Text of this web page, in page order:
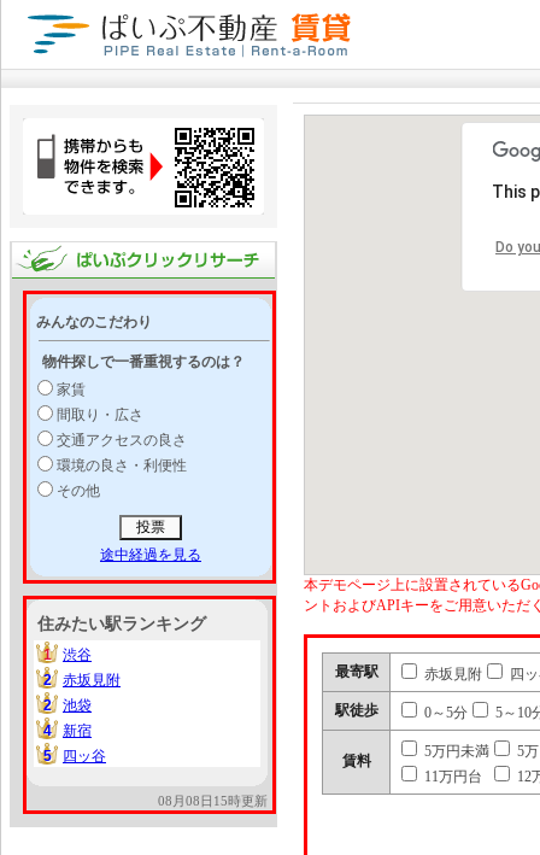
みんなのこだわり
物件探しで一番重視するのは？
家賃
間取り・広さ
交通アクセスの良さ
環境の良さ・利便性
その他
途中経過を見る
住みたい駅ランキング
1
1
渋谷
2
2
赤坂見附
2
2
池袋
4
4
新宿
5
5 四ッ谷
08月08日15時更新
This
Do
本デモページ上に設置されている
ントおよびAPIキーをご用意いただ
最寄駅 赤坂見附 四
駅徒歩 0～5分 5～10
賃料
5万円未満
5
11万円台
12